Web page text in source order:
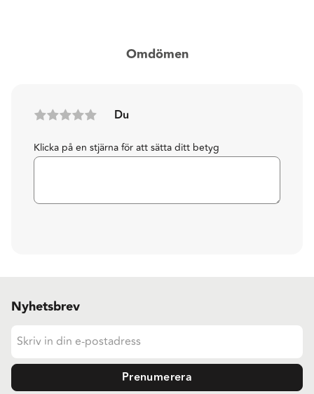
Omdömen
Du
Klicka på en stjärna för att sätta ditt betyg
Nyhetsbrev
Prenumerera